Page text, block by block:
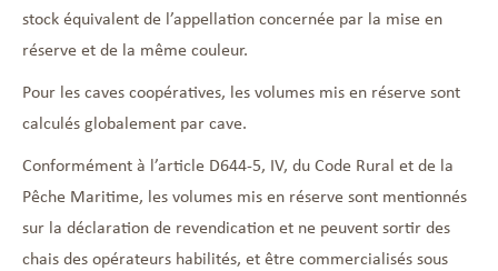
stock équivalent de l’appellation concernée par la mise en
réserve et de la même couleur.
Pour les caves coopératives, les volumes mis en réserve sont
calculés globalement par cave.
Conformément à l’article D644-5, IV, du Code Rural et de la
Pêche Maritime, les volumes mis en réserve sont mentionnés
sur la déclaration de revendication et ne peuvent sortir des
chais des opérateurs habilités, et être commercialisés sous